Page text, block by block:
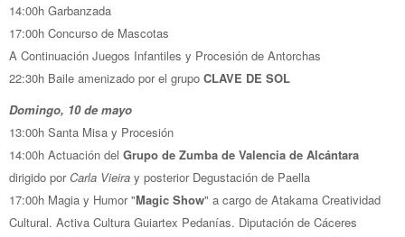
14:00h Garbanzada
17:00h Concurso de Mascotas
A Continuación Juegos Infantiles y Procesión de Antorchas
22:30h Baile amenizado por el grupo CLAVE DE SOL
Domingo, 10 de mayo
13:00h Santa Misa y Procesión
14:00h Actuación del Grupo de Zumba de Valencia de Alcántara
dirigido por Carla Vieira y posterior Degustación de Paella
17:00h Magia y Humor "Magic Show" a cargo de Atakama Creatividad
Cultural. Activa Cultura Guiartex Pedanías. Diputación de Cáceres